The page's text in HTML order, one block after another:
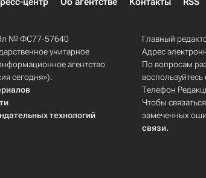
Эл № ФС77-57640
унитарное
агентство
сегодня»).
технологий
Главный
Адрес
По вопросам
воспользуйтесь
Телефон
Чтобы
замеченных
связи.